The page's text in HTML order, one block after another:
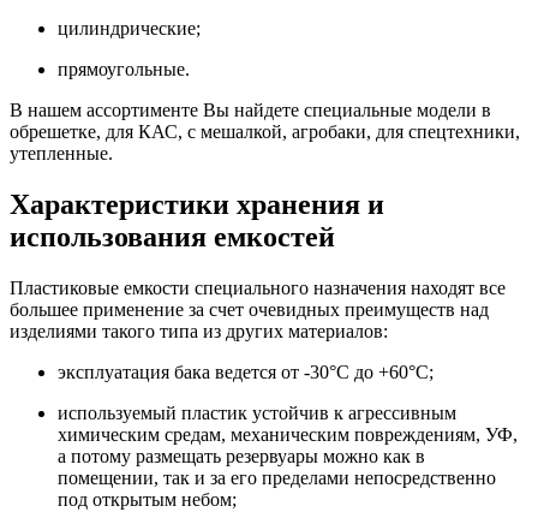
цилиндрические;
прямоугольные.
В нашем ассортименте Вы найдете специальные модели в
обрешетке, для КАС, с мешалкой, агробаки, для спецтехники,
утепленные.
Характеристики хранения и
использования емкостей
Пластиковые емкости специального назначения находят все
большее применение за счет очевидных преимуществ над
изделиями такого типа из других материалов:
эксплуатация бака ведется от -30°С до +60°С;
используемый пластик устойчив к агрессивным
химическим средам, механическим повреждениям, УФ,
а потому размещать резервуары можно как в
помещении, так и за его пределами непосредственно
под открытым небом;